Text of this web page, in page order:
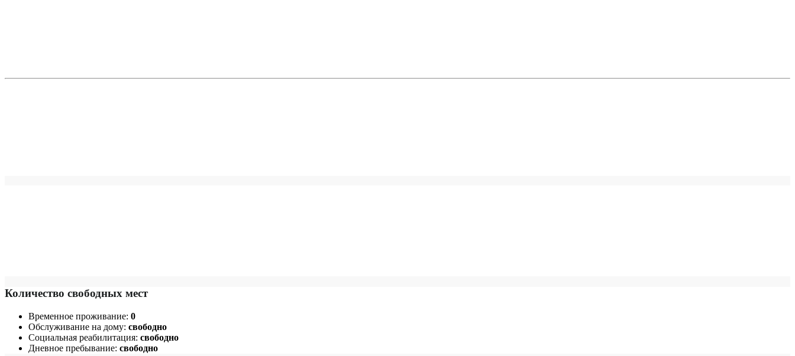
Количество свободных мест
Временное проживание: 0
Обслуживание на дому: свободно
Социальная реабилитация: свободно
Дневное пребывание: свободно